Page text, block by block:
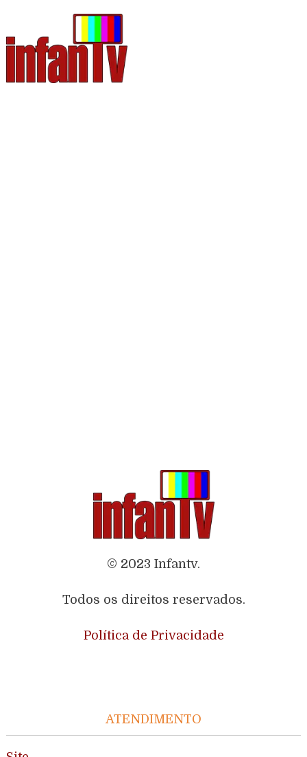
© 2023 Infantv.
Todos os direitos reservados.
Política de Privacidade
ATENDIMENTO